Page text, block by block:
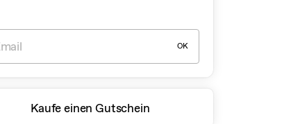
OK
Kaufe einen Gutschein